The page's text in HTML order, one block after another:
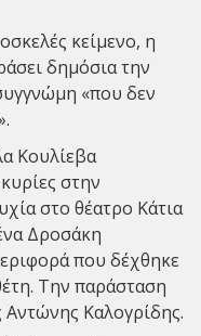
κείμενο, η
δημόσια την
«που δεν
Κουλίεβα
στην
στο θέατρο Κάτια
Δροσάκη
που δέχθηκε
Την παράσταση
Καλογρίδης.